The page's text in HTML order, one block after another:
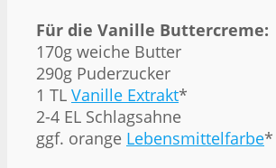
Für die Vanille Buttercreme:
170g weiche Butter
290g Puderzucker
1 TL Vanille Extrakt*
2-4 EL Schlagsahne
ggf. orange Lebensmittelfarbe*